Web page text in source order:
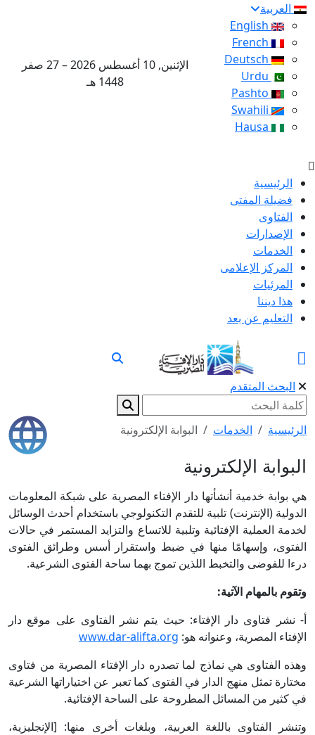
العربية
الإثنين, 10 أغسطس 2026 – 27 صفر
1448 هـ
الرئيسية
فضيلة المفتى
الفتاوى
الإصدارات
الخدمات
المركز الإعلامى
المرئيات
هذا ديننا
التعليم عن بعد
البحث المتقدم
الرئيسية الخدمات البوابة الإلكترونية
البوابة الإلكترونية
هي بوابة خدمية أنشأتها دار الإفتاء المصرية على شبكة المعلومات
الدولية (الإنترنت) تلبية للتقدم التكنولوجي باستخدام أحدث الوسائل
لخدمة العملية الإفتائية وتلبية للاتساع والتزايد المستمر في حالات
الفتوى، وإسهامًا منها في ضبط واستقرار أسس وطرائق الفتوى
درءا للفوضى والتخبط اللذين تموج بهما ساحة الفتوى الشرعية.
وتقوم بالمهام الآتية:
أ- نشر فتاوى دار الإفتاء: حيث يتم نشر الفتاوى على موقع دار
الإفتاء المصرية، وعنوانه هو: www.dar-alifta.org
وهذه الفتاوى هي نماذج لما تصدره دار الإفتاء المصرية من فتاوى
مختارة تمثل منهج الدار في الفتوى كما تعبر عن اختياراتها الشرعية
في كثير من المسائل المطروحة على الساحة الإفتائية.
وتنشر الفتاوى باللغة العربية، وبلغات أخرى منها: [الإنجليزية،